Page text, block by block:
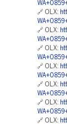
🔗 OLX:
🔗 OLX:
🔗 OLX:
🔗 OLX:
🔗 OLX:
🔗 OLX:
🔗 OLX: